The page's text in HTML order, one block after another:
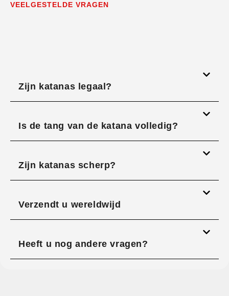
VEELGESTELDE VRAGEN
Zijn katanas legaal?
Is de tang van de katana volledig?
Zijn katanas scherp?
Verzendt u wereldwijd
Heeft u nog andere vragen?